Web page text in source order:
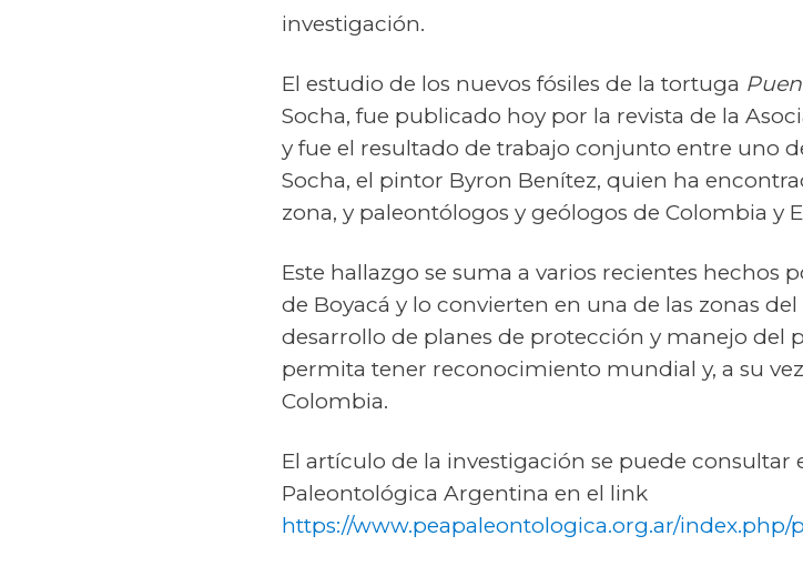
investigación.
El estudio de los nuevos fósiles de la tortuga
Socha, fue publicado hoy por la revista de la
y fue el resultado de trabajo conjunto entre uno
Socha, el pintor Byron Benítez, quien ha
zona, y paleontólogos y geólogos de Colombia y
Este hallazgo se suma a varios recientes hechos
de Boyacá y lo convierten en una de las zonas
desarrollo de planes de protección y manejo del
permita tener reconocimiento mundial y, a su
Colombia.
El artículo de la investigación se puede consultar
Paleontológica Argentina en el link
https://www.peapaleontologica.org.ar/index.php/